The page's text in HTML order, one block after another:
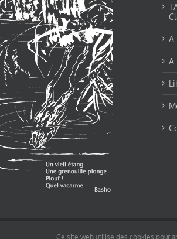
A
A
Ce site web utilise des cookies pour